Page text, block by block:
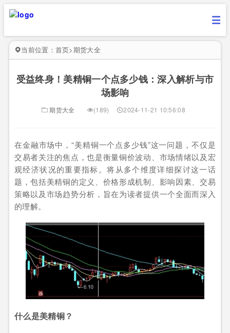
当前位置： 首页>期货大全
受益终身！美精铜一个点多少钱：深入解析与市
场影响
期货大全 (189) 2024-11-21 10:56:08
在金融市场中，“美精铜一个点多少钱”这一问题，不仅是
交易者关注的焦点，也是衡量铜价波动、市场情绪以及宏
观经济状况的重要指标。将从多个维度详细探讨这一话
题，包括美精铜的定义、价格形成机制、影响因素、交易
策略以及市场趋势分析，旨在为读者提供一个全面而深入
的理解。
什么是美精铜？